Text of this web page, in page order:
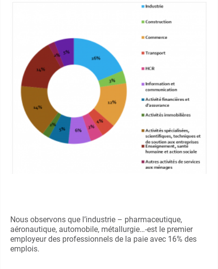
Nous observons que l’industrie – pharmaceutique,
aéronautique, automobile, métallurgie…-est le premier
employeur des professionnels de la paie avec 16% des
emplois.